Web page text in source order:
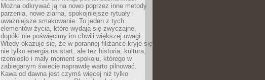
Można odkrywać ją na nowo poprzez inne metody
parzenia, nowe ziarna, spokojniejsze rytuały i
uważniejsze smakowanie. To jeden z tych
elementów życia, które wydają się zwyczajne,
dopóki nie poświęcimy im chwili większej uwagi.
Wtedy okazuje się, że w porannej filiżance kryje się
nie tylko energia na start, ale też historia, kultura,
rzemiosło i mały moment spokoju, którego w
zabieganym świecie naprawdę warto pilnować.
Kawa od dawna jest czymś więcej niż tylko